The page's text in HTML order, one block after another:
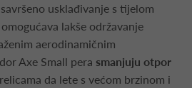
usklađivanje s tijelom
lakše održavanje
aerodinamičnim
Axe Small pera smanjuju otpor
da lete s većom brzinom i